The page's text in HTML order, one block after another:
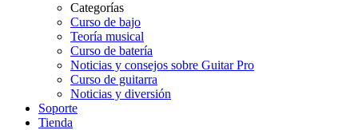
Categorías
Curso de bajo
Teoría musical
Curso de batería
Noticias y consejos sobre Guitar Pro
Curso de guitarra
Noticias y diversión
Soporte
Tienda